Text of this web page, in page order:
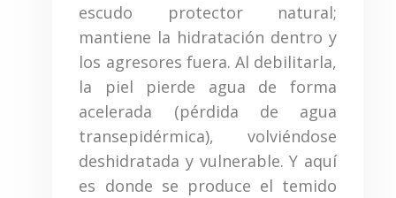
escudo protector natural;
mantiene la hidratación dentro y
los agresores fuera. Al debilitarla,
la piel pierde agua de forma
acelerada (pérdida de agua
transepidérmica), volviéndose
deshidratada y vulnerable. Y aquí
es donde se produce el temido